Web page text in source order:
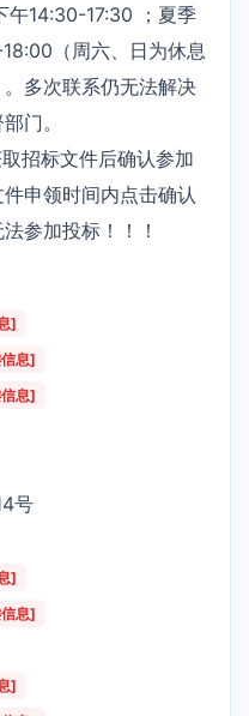
午14:30-17:30 ；夏季
（周六、日为休息
多次联系仍无法解决
门。
招标文件后确认参加
申领时间内点击确认
参加投标！！！
]
息]
息]
号
]
息]
]